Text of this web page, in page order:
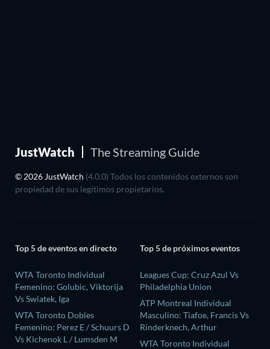
JustWatch The Streaming Guide
© 2026 JustWatch (4.0.0) Todos los contenidos externos son
propiedad de sus legítimos propietarios.
Top 5 de eventos en directo
WTA Toronto Individual
Femenino: Golubic, Viktorija
Vs Swiatek, Iga
WTA Toronto Dobles
Femenino: Perez E / Schuurs D
Vs Kichenok L / Lumsden M
Top 5 de próximos eventos
Leagues Cup: Cruz Azul Vs
Philadelphia Union
ATP Montreal Individual
Masculino: Tiafoe, Francis Vs
Rinderknech, Arthur
WTA Toronto Individual